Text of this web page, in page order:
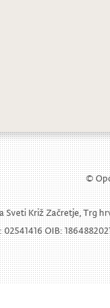
©
Sveti Križ Začretje, Trg
02541416 OIB: